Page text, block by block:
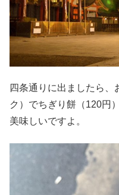
四条通りに出ましたら、
ク）でちぎり餅（120円
美味しいですよ。